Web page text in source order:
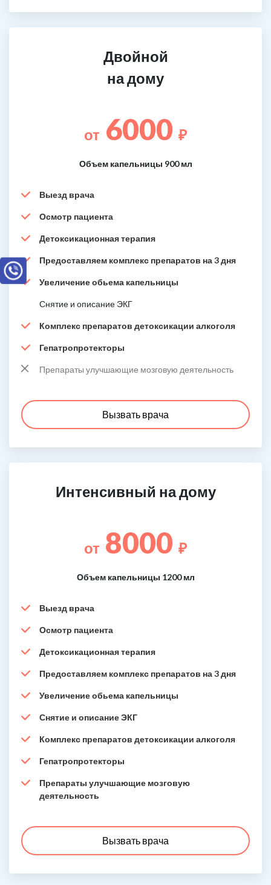
Двойной
на дому
от 6000 ₽
Объем капельницы 900 мл
Выезд врача
Осмотр пациента
Детоксикационная терапия
Предоставляем комплекс препаратов на 3 дня
Увеличение обьема капельницы
Снятие и описание ЭКГ
Комплекс препаратов детоксикации алкоголя
Гепатропротекторы
Препараты улучшающие мозговую деятельность
Вызвать врача
Интенсивный на дому
от 8000 ₽
Объем капельницы 1200 мл
Выезд врача
Осмотр пациента
Детоксикационная терапия
Предоставляем комплекс препаратов на 3 дня
Увеличение обьема капельницы
Снятие и описание ЭКГ
Комплекс препаратов детоксикации алкоголя
Гепатропротекторы
Препараты улучшающие мозговую
деятельность
Вызвать врача